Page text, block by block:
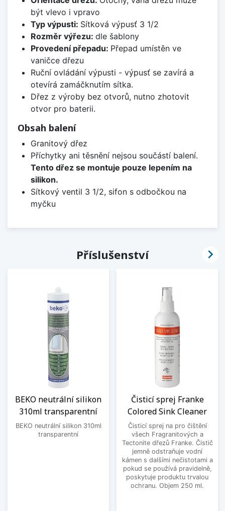
být vlevo i vpravo
Typ výpusti: Sítková výpusť 3 1/2
Rozměr výřezu: dle šablony
Provedení přepadu: Přepad umístěn ve
vaničce dřezu
Ruční ovládání výpusti - výpusť se zavírá a
otevírá zamáčknutím sítka.
Dřez z výroby bez otvorů, nutno zhotovit
otvor pro baterii.
Obsah balení
Granitový dřez
Příchytky ani těsnění nejsou součástí balení.
Tento dřez se montuje pouze lepením na
silikon.
Sítkový ventil 3 1/2, sifon s odbočkou na
myčku
Příslušenství
BEKO neutrální silikon
310ml transparentní
BEKO neutrální silikon 310ml
transparentní
Čisticí sprej Franke
Colored Sink Cleaner
Čisticí sprej na pro čištění
všech Fragranitových a
Tectonite dřezů Franke. Čistič
jemně odstraňuje vodní
kámen s dalšími nečistotami a
pokud se používá pravidelně,
poskytuje produktu trvalou
ochranu. Objem 250 ml.
